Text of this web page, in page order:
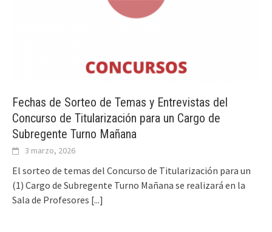
Fechas de Sorteo de Temas y Entrevistas del
Concurso de Titularización para un Cargo de
Subregente Turno Mañana
3 marzo, 2026
El sorteo de temas del Concurso de Titularización para un
(1) Cargo de Subregente Turno Mañana se realizará en la
Sala de Profesores [...]